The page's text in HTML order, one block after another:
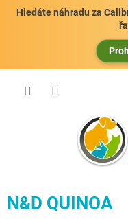
Hledáte náhradu za
N&D QUINOA